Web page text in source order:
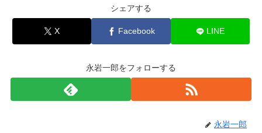
シェアする
X Facebook LINE
永岩一郎をフォローする
永岩一郎